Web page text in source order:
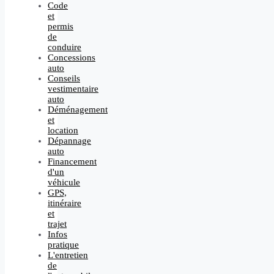
Code
et
permis
de
conduire
Concessions
auto
Conseils
vestimentaire
auto
Déménagement
et
location
Dépannage
auto
Financement
d'un
véhicule
GPS,
itinéraire
et
trajet
Infos
pratique
L'entretien
de